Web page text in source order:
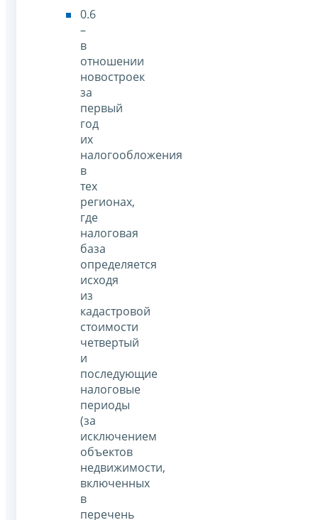
0.6
–
в
отношении
новостроек
за
первый
год
их
налогообложения
в
тех
регионах,
где
налоговая
база
определяется
исходя
из
кадастровой
стоимости
четвертый
и
последующие
налоговые
периоды
(за
исключением
объектов
недвижимости,
включенных
в
перечень